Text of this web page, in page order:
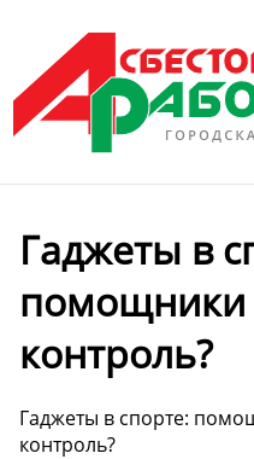
Гаджеты в
контроль?
Гаджеты в спорте:
контроль?